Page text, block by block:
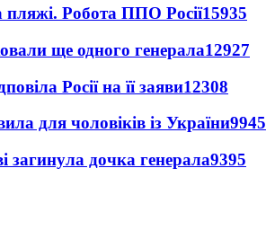
пляжі. Робота ППО Росії15935
ще одного генерала12927
Росії на її заяви12308
для чоловіків із України9945
загинула дочка генерала9395